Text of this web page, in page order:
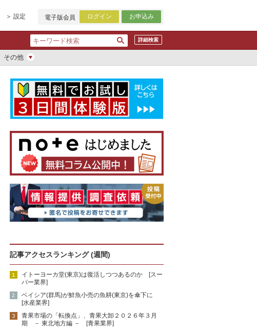
設定 電子版会員 ログイン お申込み
詳細検索
その他
記事アクセスランキング (週間)
イトーヨーカ堂(東京)は復活しつつあるのか [スー
パー業界]
ベイシア(群馬)が鮮魚小売の魚耕(東京)を傘下に
[水産業界]
青果市場の「転換点」、青果大卸２０２６年３月
期 － 東北地方編 － [青果業界]